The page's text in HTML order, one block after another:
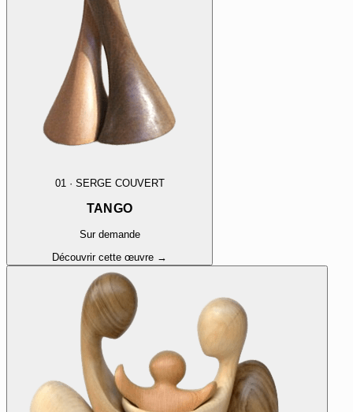
01· SERGE COUVERT
TANGO
Sur demande
Découvrir cette œuvre →